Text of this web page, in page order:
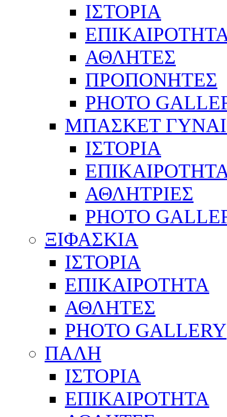
ΙΣΤΟΡΙΑ
ΑΘΛΗΤΕΣ
ΠΡΟΠΟΝΗΤΕΣ
PHOTO
ΜΠΑΣΚΕΤ
ΙΣΤΟΡΙΑ
ΑΘΛΗΤΡΙΕΣ
PHOTO
ΞΙΦΑΣΚΙΑ
ΙΣΤΟΡΙΑ
ΕΠΙΚΑΙΡΟΤΗΤΑ
ΑΘΛΗΤΕΣ
PHOTO GALLERY
ΠΑΛΗ
ΙΣΤΟΡΙΑ
ΕΠΙΚΑΙΡΟΤΗΤΑ